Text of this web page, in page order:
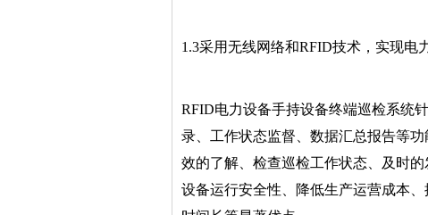
1.3采用无线网络和RFID技术，实现电
RFID电力设备手持设备终端巡检系统
录、工作状态监督、数据汇总报告等
效的了解、检查巡检工作状态、及时
设备运行安全性、降低生产运营成本